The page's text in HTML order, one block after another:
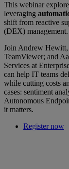
This webinar
leveraging
shift from reactive
(DEX) management.
Join Andrew Hewitt,
TeamViewer; and
Services at
can help IT teams
while cutting costs
cases: sentiment
Autonomous
it matters.
Register now